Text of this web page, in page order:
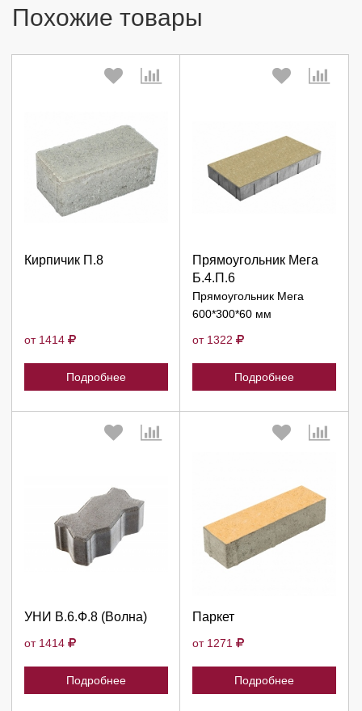
Похожие товары
Кирпичик П.8
от 1414
Подробнее
Выберите количество:
Продолжить
Прямоугольник Мега
Б.4.П.6
Прямоугольник Мега
600*300*60 мм
от 1322
Подробнее
Выберите количество:
Продолжить
Отмена
УНИ В.6.Ф.8 (Волна)
от 1414
Подробнее
Выберите количество:
Паркет
от 1271
Подробнее
Выберите количество: